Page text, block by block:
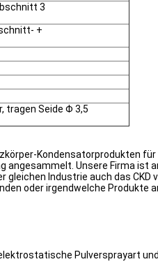
3
+
tragen Seide Φ 3,5
Kondensatorprodukten
angesammelt. Unsere Firma
Industrie auch das
oder irgendwelche
Pulversprayart